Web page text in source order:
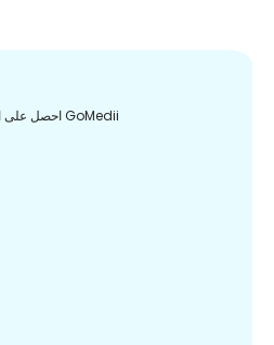
احصل على العلاج في المدن التي تختارها مع GoMedii